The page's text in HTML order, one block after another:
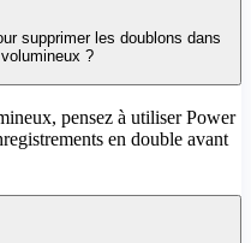
supprimer les doublons dans
?
pensez à utiliser Power
en double avant